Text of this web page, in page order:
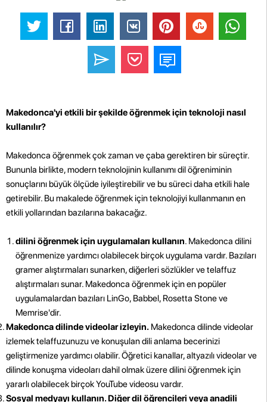
Makedonca'yi etkili bir şekilde öğrenmek için teknoloji nasıl
kullanılır?
Makedonca öğrenmek çok zaman ve çaba gerektiren bir süreçtir.
Bununla birlikte, modern teknolojinin kullanımı dil öğreniminin
sonuçlarını büyük ölçüde iyileştirebilir ve bu süreci daha etkili hale
getirebilir. Bu makalede öğrenmek için teknolojiyi kullanmanın en
etkili yollarından bazılarına bakacağız.
dilini öğrenmek için uygulamaları kullanın. Makedonca dilini
öğrenmenize yardımcı olabilecek birçok uygulama vardır. Bazıları
gramer alıştırmaları sunarken, diğerleri sözlükler ve telaffuz
alıştırmaları sunar. Makedonca öğrenmek için en popüler
uygulamalardan bazıları LinGo, Babbel, Rosetta Stone ve
Memrise'dir.
Makedonca dilinde videolar izleyin. Makedonca dilinde videolar
izlemek telaffuzunuzu ve konuşulan dili anlama becerinizi
geliştirmenize yardımcı olabilir. Öğretici kanallar, altyazılı videolar ve
dilinde konuşma videoları dahil olmak üzere dilini öğrenmek için
yararlı olabilecek birçok YouTube videosu vardır.
Sosyal medyayı kullanın. Diğer dil öğrencileri veya anadili